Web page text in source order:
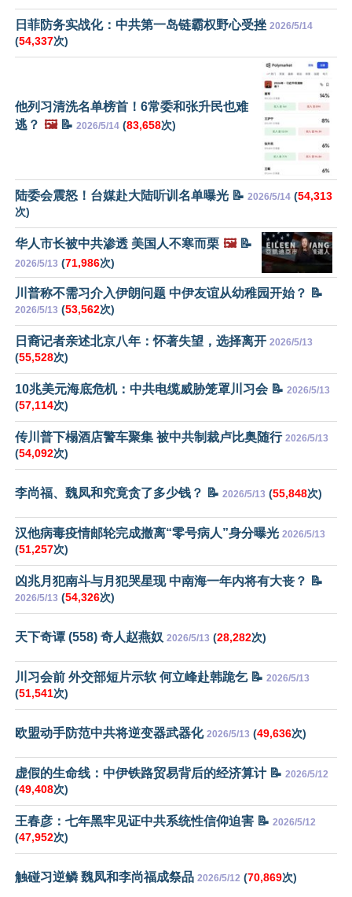
日菲防务实战化：中共第一岛链霸权野心受挫 2026/5/14
(54,337次)
他列习清洗名单榜首！6常委和张升民也难
逃？ 🖼️📝 2026/5/14 (83,658次)
陆委会震怒！台媒赴大陆听训名单曝光 📝 2026/5/14 (54,313
次)
华人市长被中共渗透 美国人不寒而栗 🖼️📝
2026/5/13 (71,986次)
川普称不需习介入伊朗问题 中伊友谊从幼稚园开始？ 📝
2026/5/13 (53,562次)
日裔记者亲述北京八年：怀著失望，选择离开 2026/5/13
(55,528次)
10兆美元海底危机：中共电缆威胁笼罩川习会 📝 2026/5/13
(57,114次)
传川普下榻酒店警车聚集 被中共制裁卢比奥随行 2026/5/13
(54,092次)
李尚福、魏凤和究竟贪了多少钱？ 📝 2026/5/13 (55,848次)
汉他病毒疫情邮轮完成撤离“零号病人”身分曝光 2026/5/13
(51,257次)
凶兆月犯南斗与月犯哭星现 中南海一年内将有大丧？ 📝
2026/5/13 (54,326次)
天下奇谭 (558) 奇人赵燕奴 2026/5/13 (28,282次)
川习会前 外交部短片示软 何立峰赴韩跪乞 📝 2026/5/13
(51,541次)
欧盟动手防范中共将逆变器武器化 2026/5/13 (49,636次)
虚假的生命线：中伊铁路贸易背后的经济算计 📝 2026/5/12
(49,408次)
王春彦：七年黑牢见证中共系统性信仰迫害 📝 2026/5/12
(47,952次)
触碰习逆鳞 魏凤和李尚福成祭品 2026/5/12 (70,869次)